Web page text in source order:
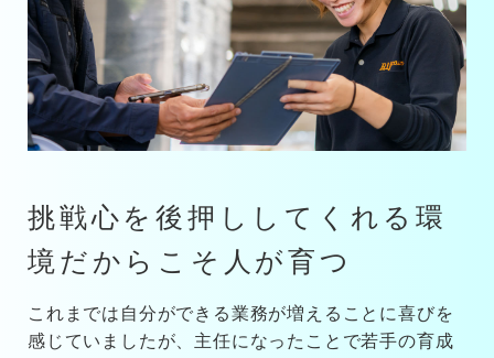
挑戦心を後押ししてくれる環
境だからこそ人が育つ
これまでは自分ができる業務が増えることに喜びを
感じていましたが、主任になったことで若手の育成